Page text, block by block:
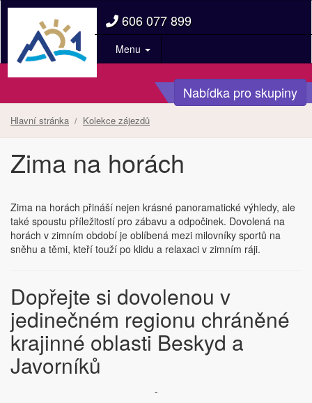
606 077 899
Menu
Nabídka pro skupiny
Hlavní stránka Kolekce zájezdů
Zima na horách
Zima na horách přináší nejen krásné panoramatické výhledy, ale
také spoustu příležitostí pro zábavu a odpočinek. Dovolená na
horách v zimním období je oblíbená mezi milovníky sportů na
sněhu a těmi, kteří touží po klidu a relaxaci v zimním ráji.
Dopřejte si dovolenou v
jedinečném regionu chráněné
krajinné oblasti Beskyd a
Javorníků
-